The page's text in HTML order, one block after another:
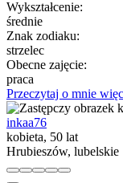
Wykształcenie:
średnie
Znak zodiaku:
strzelec
Obecne zajęcie:
praca
Przeczytaj o mnie
inkaa76
kobieta, 50 lat
Hrubieszów, lubelskie